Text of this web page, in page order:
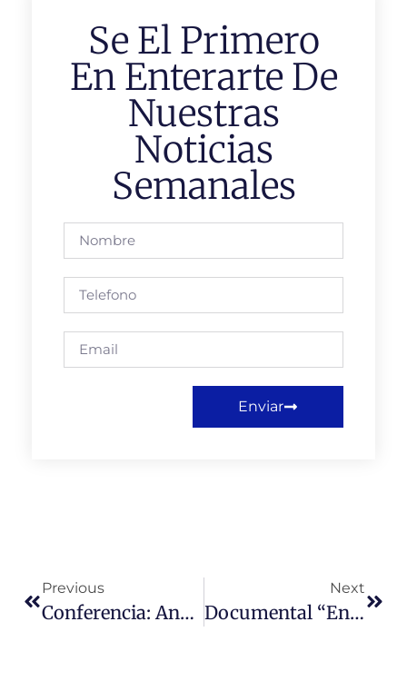
Se El Primero
En Enterarte De
Nuestras
Noticias
Semanales
Enviar
Previous
Conferencia: Análisis De Las Carreras De Pedagogía En Chile. Presente Y Futuro. Ana Luz Durán.
Next
Documental “Enrique Alvear: El Obispo De Los Pobres”